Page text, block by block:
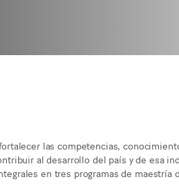
las competencias,
al desarrollo del país y de esa
en tres programas de maestría